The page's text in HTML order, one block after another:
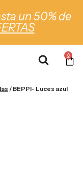
un 50% de
0
/ BEPPI- Luces azul